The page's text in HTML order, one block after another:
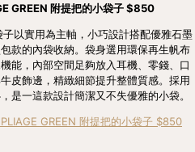
GREEN 附提把的小袋子 $850
以實用為主軸，小巧設計搭配優雅石墨
款的內袋收納。袋身選用環保再生帆布
能，內部空間足夠放入耳機、零錢、口
皮飾邊，精緻細節提升整體質感。採用
是一這款設計簡潔又不失優雅的小袋。
GREEN 附提把的小袋子 $850